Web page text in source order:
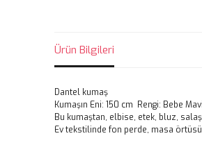
Ürün Bilgileri
Dantel kumaş
Kumaşın Eni: 150 cm Rengi: Bebe Mavi
Bu kumaştan, elbise, etek, bluz,
Ev tekstilinde fon perde, masa